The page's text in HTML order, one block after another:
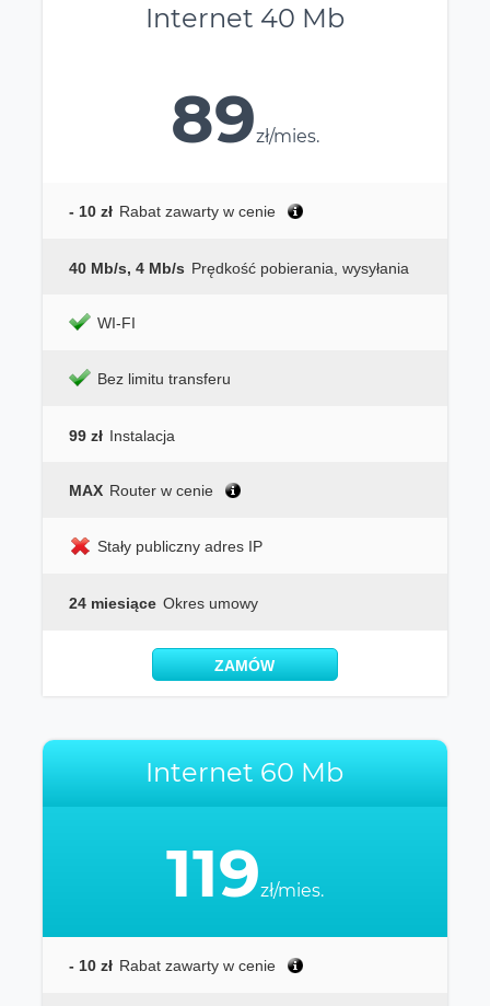
Internet 40 Mb
89zł/mies.
- 10 zł Rabat zawarty w cenie
40 Mb/s, 4 Mb/s Prędkość pobierania, wysyłania
WI-FI
Bez limitu transferu
99 zł Instalacja
MAX Router w cenie
Stały publiczny adres IP
24 miesiące Okres umowy
ZAMÓW
Internet 60 Mb
119zł/mies.
- 10 zł Rabat zawarty w cenie